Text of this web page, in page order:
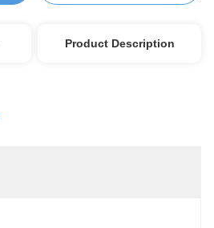
Product Description